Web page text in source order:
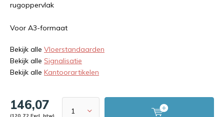
rugoppervlak
Voor A3-formaat
Bekijk alle Vloerstandaarden
Bekijk alle Signalisatie
Bekijk alle Kantoorartikelen
146,07
(120,72 Excl. btw)